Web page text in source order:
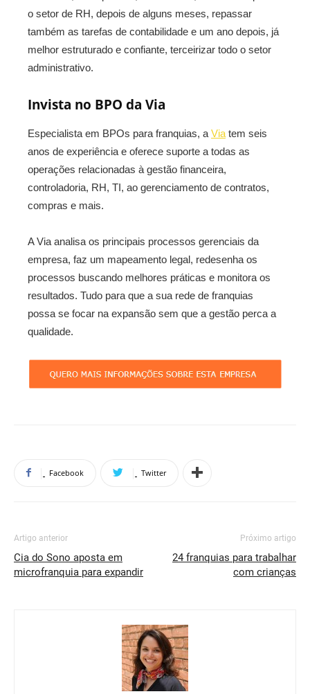
o setor de RH, depois de alguns meses, repassar
também as tarefas de contabilidade e um ano depois, já
melhor estruturado e confiante, terceirizar todo o setor
administrativo.
Invista no BPO da Via
Especialista em BPOs para franquias, a Via tem seis
anos de experiência e oferece suporte a todas as
operações relacionadas à gestão financeira,
controladoria, RH, TI, ao gerenciamento de contratos,
compras e mais.
A Via analisa os principais processos gerenciais da
empresa, faz um mapeamento legal, redesenha os
processos buscando melhores práticas e monitora os
resultados. Tudo para que a sua rede de franquias
possa se focar na expansão sem que a gestão perca a
qualidade.
Facebook Twitter
Artigo anterior
Cia do Sono aposta em
microfranquia para expandir
Próximo artigo
24 franquias para trabalhar
com crianças